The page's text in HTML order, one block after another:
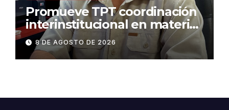
Promueve TPT coordinación
interinstitucional en materia
de transparencia y acceso a
la información pública
8 DE AGOSTO DE 2026